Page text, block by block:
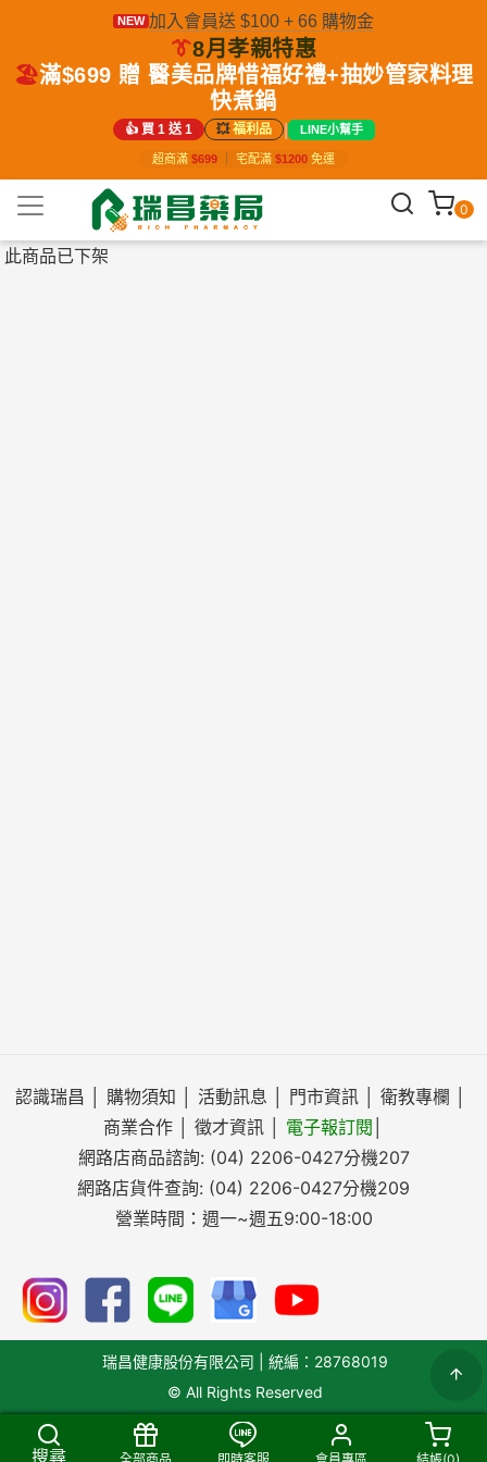
NEW 加入會員送 $100 + 66 購物金
👔8月孝親特惠
🏖️滿$699 贈 醫美品牌惜福好禮+抽妙管家料理
快煮鍋
👍 買 1 送 1 💥福利品 | LINE小幫手
超商滿 $699 宅配滿 $1200 免運
0
此商品已下架
認識瑞昌 購物須知 活動訊息 門市資訊 衛教專欄
商業合作
徵才資訊 電子報訂閱
網路店商品諮詢: (04) 2206-0427分機207
網路店貨件查詢: (04) 2206-0427分機209
營業時間：週一~週五9:00-18:00
瑞昌健康股份有限公司 | 統編：28768019
© All Rights Reserved
搜尋